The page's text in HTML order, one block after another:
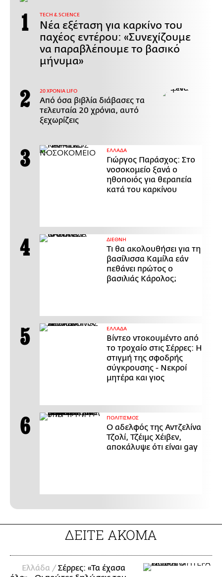
ΤECH & SCIENCE
Νέα εξέταση για καρκίνο του
παχέος εντέρου: «Συνεχίζουμε
να παραβλέπουμε το βασικό
μήνυμα»
20 ΧΡΟΝΙΑ LIFO
Από όσα βιβλία διάβασες τα
τελευταία 20 χρόνια, αυτό
ξεχωρίζεις
ΕΛΛΑΔΑ
Γιώργος Παράσχος: Στο
νοσοκομείο ξανά ο
ηθοποιός για θεραπεία
κατά του καρκίνου
ΔΙΕΘΝΗ
Τι θα ακολουθήσει για τη
βασίλισσα Καμίλα εάν
πεθάνει πρώτος ο
βασιλιάς Κάρολος;
ΕΛΛΑΔΑ
Βίντεο ντοκουμέντο από
το τροχαίο στις Σέρρες: Η
στιγμή της σφοδρής
σύγκρουσης - Νεκροί
μητέρα και γιος
ΠΟΛΙΤΙΣΜΟΣ
Ο αδελφός της Αντζελίνα
Τζολί, Τζέιμς Χέιβεν,
αποκάλυψε ότι είναι gay
ΔΕΙΤΕ ΑΚΟΜΑ
Ελλάδα /Σέρρες: «Τα έχασα